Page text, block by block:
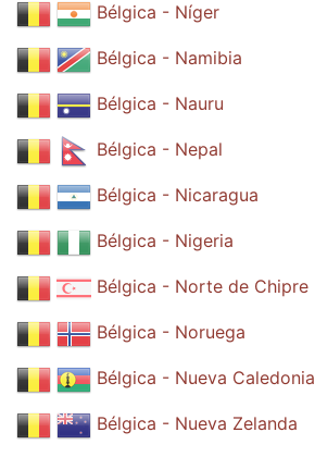
Bélgica - Níger
Bélgica - Namibia
Bélgica - Nauru
Bélgica - Nepal
Bélgica - Nicaragua
Bélgica - Nigeria
Bélgica - Norte de Chipre
Bélgica - Noruega
Bélgica - Nueva Caledonia
Bélgica - Nueva Zelanda